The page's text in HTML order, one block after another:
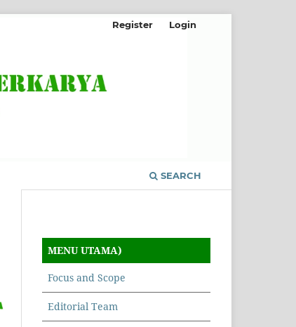
SEARCH
Register Login
MENU UTAMA)
Focus and Scope
Editorial Team